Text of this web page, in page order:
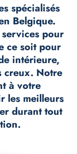
spécialisés
Belgique.
pour
ce soit pour
intérieure,
creux. Notre
à votre
les meilleurs
durant tout